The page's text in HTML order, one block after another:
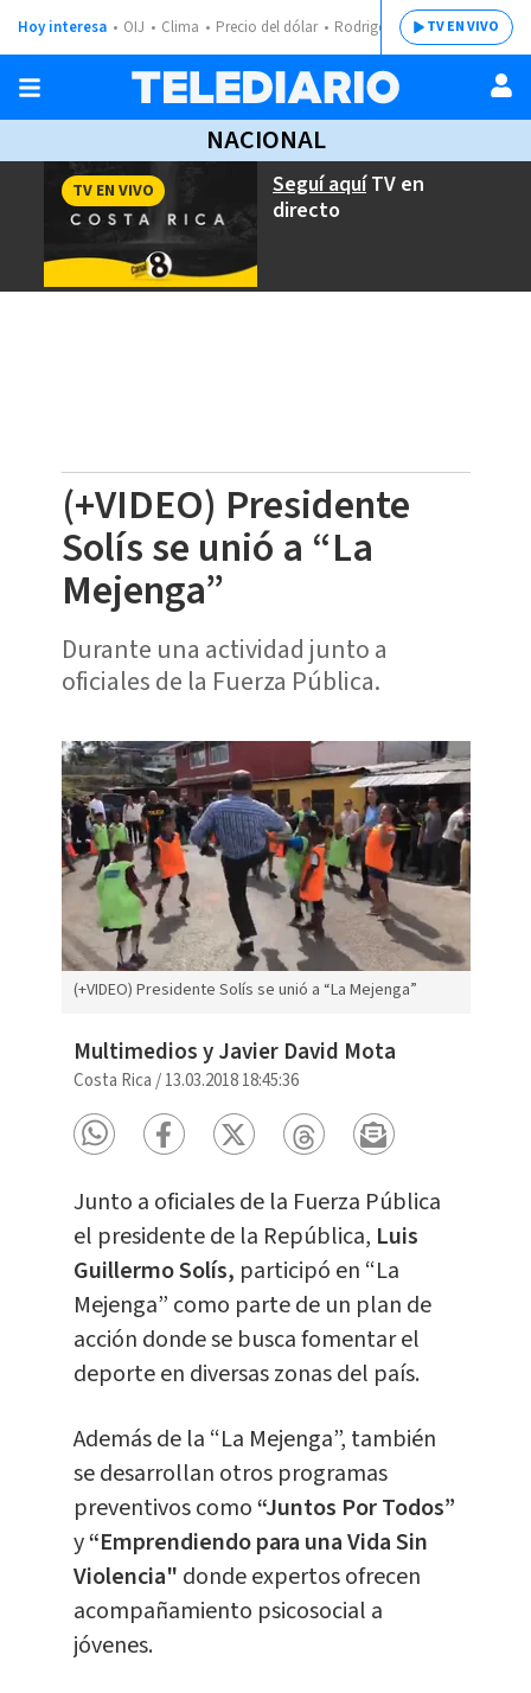
Hoy interesa OIJ Clima Precio del dólar Rodrigo ChavesTV EN VIVO
NACIONAL
Seguí aquíTV en
directo
TV EN VIVO
(+VIDEO) Presidente
Solís se unió a “La
Mejenga”
Durante una actividad junto a
oficiales de la Fuerza Pública.
(+VIDEO) Presidente Solís se unió a “La Mejenga”
Multimedios y Javier David Mota
Costa Rica /13.03.2018 18:45:36
Junto a oficiales de la Fuerza Pública
el presidente de la República, Luis
Guillermo Solís, participó en “La
Mejenga” como parte de un plan de
acción donde se busca fomentar el
deporte en diversas zonas del país.
Además de la “La Mejenga”, también
se desarrollan otros programas
preventivos como“Juntos Por Todos”
y“Emprendiendo para una Vida Sin
Violencia" donde expertos ofrecen
acompañamiento psicosocial a
jóvenes.